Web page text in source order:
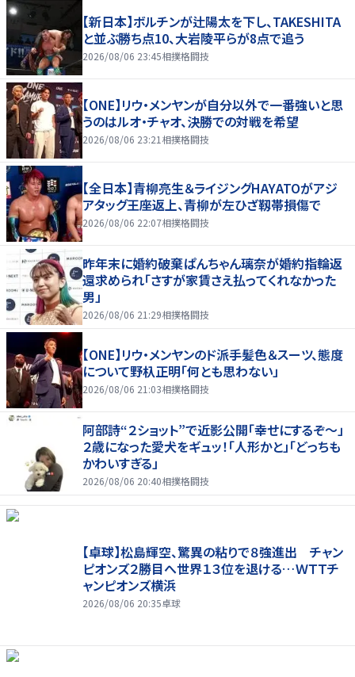
【新日本】ボルチンが辻陽太を下し、TAKESHITA
と並ぶ勝ち点10、大岩陵平らが8点で追う
2026/08/06 23:45相撲格闘技
【ONE】リウ・メンヤンが自分以外で一番強いと思
うのはルオ・チャオ、決勝での対戦を希望
2026/08/06 23:21 相撲格闘技
【全日本】青柳亮生＆ライジングHAYATOがアジ
アタッグ王座返上、青柳が左ひざ靱帯損傷で
2026/08/06 22:07相撲格闘技
昨年末に婚約破棄ぱんちゃん璃奈が婚約指輪返
還求められ「さすが家賃さえ払ってくれなかった
男」
2026/08/06 21:29相撲格闘技
【ONE】リウ・メンヤンのド派手髪色＆スーツ、態度
について野杁正明「何とも思わない」
2026/08/06 21:03相撲格闘技
阿部詩“２ショット”で近影公開「幸せにするぞ〜」
２歳になった愛犬をギュッ！「人形かと」「どっちも
かわいすぎる」
2026/08/06 20:40相撲格闘技
【卓球】松島輝空、驚異の粘りで８強進出 チャン
ピオンズ２勝目へ世界１３位を退ける…ＷＴＴチ
ャンピオンズ横浜
2026/08/06 20:35卓球